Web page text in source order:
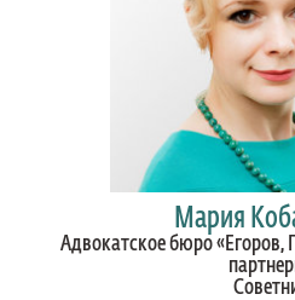
Мария
Адвокатское бюро «Егоров,